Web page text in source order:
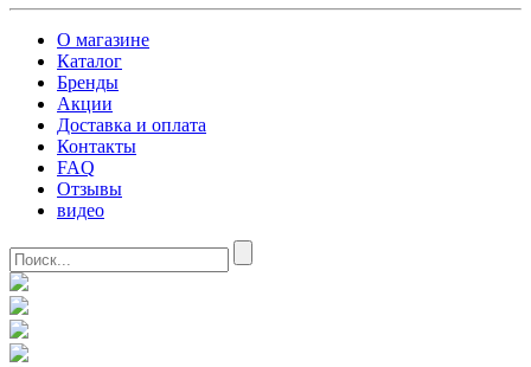
О магазине
Каталог
Бренды
Акции
Доставка и оплата
Контакты
FAQ
Отзывы
видео